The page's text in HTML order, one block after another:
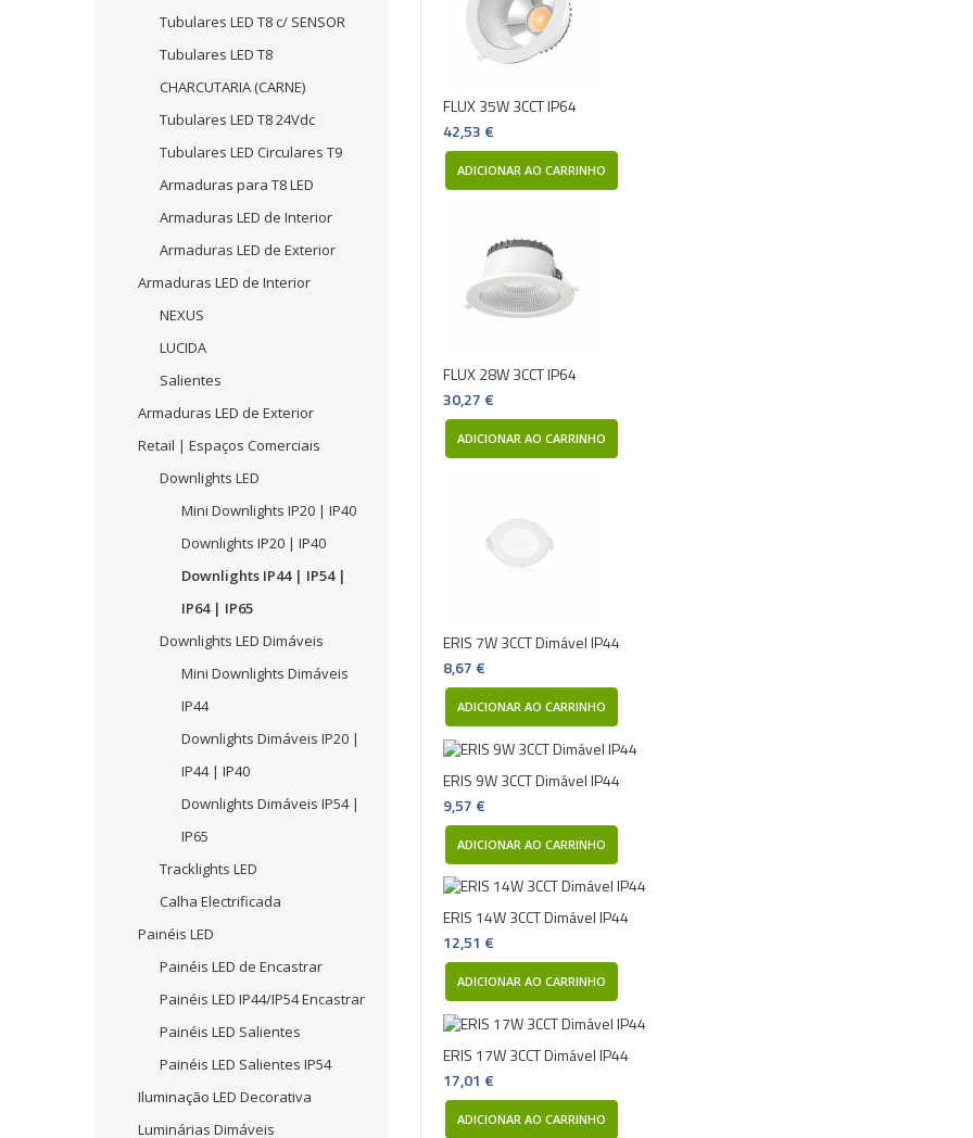
Tubulares LED T8 c/ SENSOR
Tubulares LED T8
CHARCUTARIA (CARNE)
Tubulares LED T8 24Vdc
Tubulares LED Circulares T9
Armaduras para T8 LED
Armaduras LED de Interior
Armaduras LED de Exterior
Armaduras LED de Interior
NEXUS
LUCIDA
Salientes
Armaduras LED de Exterior
Retail | Espaços Comerciais
Downlights LED
Mini Downlights IP20 | IP40
Downlights IP20 | IP40
Downlights IP44 | IP54 |
IP64 | IP65
Downlights LED Dimáveis
Mini Downlights Dimáveis
IP44
Downlights Dimáveis IP20 |
IP44 | IP40
Downlights Dimáveis IP54 |
IP65
Tracklights LED
Calha Electrificada
Painéis LED
Painéis LED de Encastrar
Painéis LED IP44/IP54 Encastrar
Painéis LED Salientes
Painéis LED Salientes IP54
Iluminação LED Decorativa
Luminárias Dimáveis
FLUX 35W 3CCT IP64
42,53 €
ADICIONAR AO CARRINHO
FLUX 28W 3CCT IP64
30,27 €
ADICIONAR AO CARRINHO
ERIS 7W 3CCT Dimável IP44
8,67 €
ADICIONAR AO CARRINHO
ERIS 9W 3CCT Dimável IP44
9,57 €
ADICIONAR AO CARRINHO
ERIS 14W 3CCT Dimável IP44
12,51 €
ADICIONAR AO CARRINHO
ERIS 17W 3CCT Dimável IP44
17,01 €
ADICIONAR AO CARRINHO